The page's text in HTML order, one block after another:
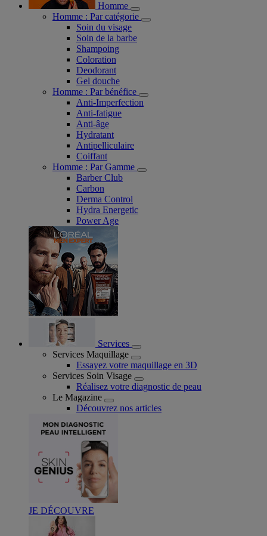
Homme
Homme : Par catégorie
Soin du visage
Soin de la barbe
Shampoing
Coloration
Deodorant
Gel douche
Homme : Par bénéfice
Anti-Imperfection
Anti-fatigue
Anti-âge
Hydratant
Antipelliculaire
Coiffant
Homme : Par Gamme
Barber Club
Carbon
Derma Control
Hydra Energetic
Power Age
Services
Services Maquillage
Essayez votre maquillage en 3D
Services Soin Visage
Réalisez votre diagnostic de peau
Le Magazine
Découvrez nos articles
JE DÉCOUVRE